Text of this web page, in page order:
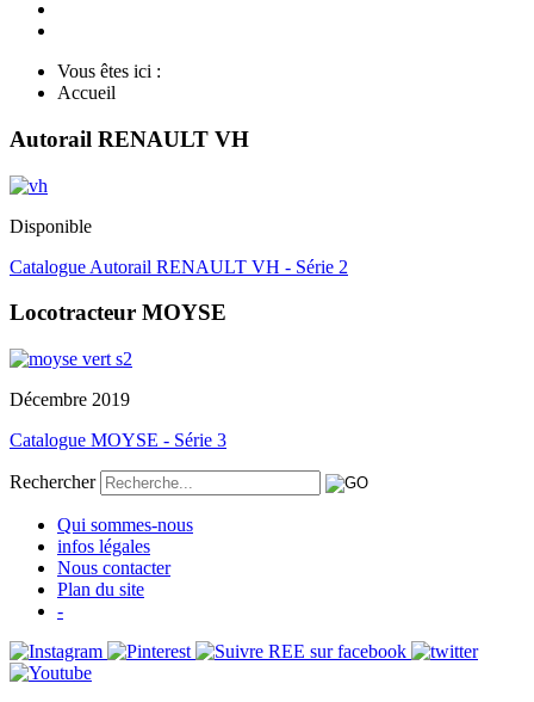
Vous êtes ici :
Accueil
Autorail RENAULT VH
Disponible
Catalogue Autorail RENAULT VH - Série 2
Locotracteur MOYSE
Décembre 2019
Catalogue MOYSE - Série 3
Rechercher
Qui sommes-nous
infos légales
Nous contacter
Plan du site
-